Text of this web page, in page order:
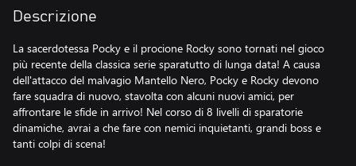
Descrizione
La sacerdotessa Pocky e il procione Rocky sono tornati nel gioco
più recente della classica serie sparatutto di lunga data! A causa
dell'attacco del malvagio Mantello Nero, Pocky e Rocky devono
fare squadra di nuovo, stavolta con alcuni nuovi amici, per
affrontare le sfide in arrivo! Nel corso di 8 livelli di sparatorie
dinamiche, avrai a che fare con nemici inquietanti, grandi boss e
tanti colpi di scena!